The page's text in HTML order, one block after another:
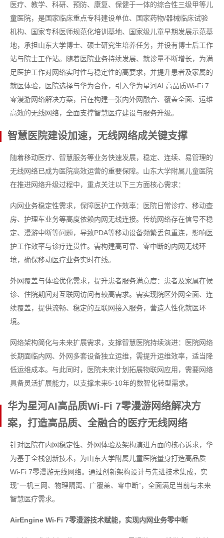
医疗、教学、科研、预防、康复、保健于一体的综合性三级甲等儿
童医院，是国家临床重点专科建设单位、国家药物/器械临床试验
机构、国家专科医师规范化培训基地、国家级儿童早期发展示范基
地，承担山东大学博士、硕士研究生培养任务，并设有博士后工作
站与院士工作站。随着医院业务持续发展、就诊量不断增长，为满
足医护工作对网络实时性与稳定性的高要求，并提升患者及家属的
就医体验，医院选择与华为合作，引入华为星河AI 高品质Wi-Fi 7
零漫游网络解决方案，旨在构建一张内外网融合、覆盖全面、运维
高效的无线网络，全面支撑智慧医疗建设与服务升级。
智慧医院建设加速，无线网络成关键支撑
随着移动医疗、智慧服务等业务快速发展，稳定、连续、易管理的
无线网络已成为医院高效运营的重要保障。山东大学附属儿童医院
在推进网络升级过程中，重点关注以下三方面核心需求：
内网业务稳定性需求，保障医护工作效率：医院日常诊疗、移动查
房、护理车业务等高度依赖内网无线连接。传统网络存在信号不稳
定、漫游中断等问题，导致PDA等移动设备频繁丢包重连，影响医
护工作效率与诊疗连贯性。需构建高可靠、零中断的内网无线环
境，确保移动医疗业务实时在线。
外网覆盖与体验优化需求，提升患者服务满意度：患者及家属在候
诊、住院期间对互联网访问有较高需求。需实现院区外网全面、连
续覆盖，提供流畅、稳定的互联网接入服务，营造人性化就医环
境。
网络架构简化与未来扩展需求，支撑智慧医院持续演进：医院网络
长期面临内网、外网多套设备独立运维，需提升运维效率，适当降
低运维成本。与此同时，医院未来计划拓展物联网应用，需要网络
具备灵活扩展能力，以支撑未来5-10年的数智化转型需求。
华为星河AI高品质Wi-Fi 7零漫游网络解决方
案，打造高品质、全融合的医疗无线网络
针对医院在内网稳定性、外网体验及架构演进方面的核心诉求，华
为基于全栈创新技术，为山东大学附属儿童医院量身打造高品质
Wi-Fi 7零漫游无线网络。通过创新架构设计与先进技术集成，实
现“一机三网、物理隔离、广覆盖、零中断”，全面满足当前与未来
智慧医疗需求。
AirEngine Wi-Fi 7零漫游技术赋能，实现内网业务零中断